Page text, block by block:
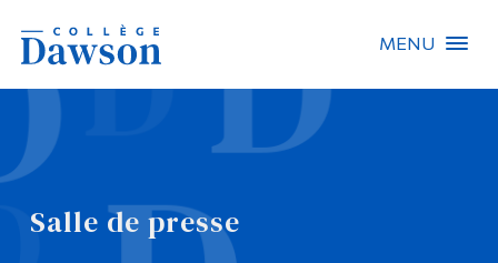
MENU
Salle de presse
Recherche sur le site
Recherche de personnes
EN